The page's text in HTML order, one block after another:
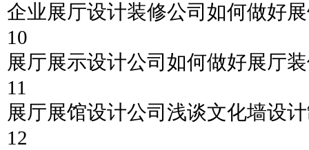
企业展厅设计装修公司如何做好
10
展厅展示设计公司如何做好展厅
11
展厅展馆设计公司浅谈文化墙设
12